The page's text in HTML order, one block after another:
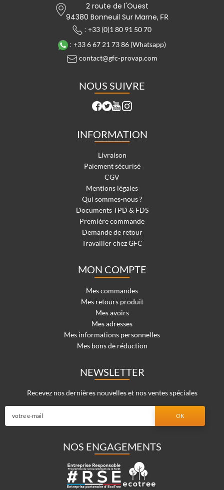
2 route de l'Ouest
94380 Bonneuil Sur Marne,FR
: +33 (0)1 80 91 50 70
: +33 6 67 21 73 86 (Whatsapp)
contact@gfc-provap.com
NOUS SUIVRE
INFORMATION
Livraison
Paiement sécurisé
CGV
Mentions légales
Qui sommes-nous ?
Documents TPD & FDS
Première commande
Demande de retour
Travailler chez GFC
MON COMPTE
Mes commandes
Mes retours produit
Mes avoirs
Mes adresses
Mes informations personnelles
Mes bons de réduction
NEWSLETTER
Recevez nos dernières nouvelles et nos ventes spéciales
NOS ENGAGEMENTS